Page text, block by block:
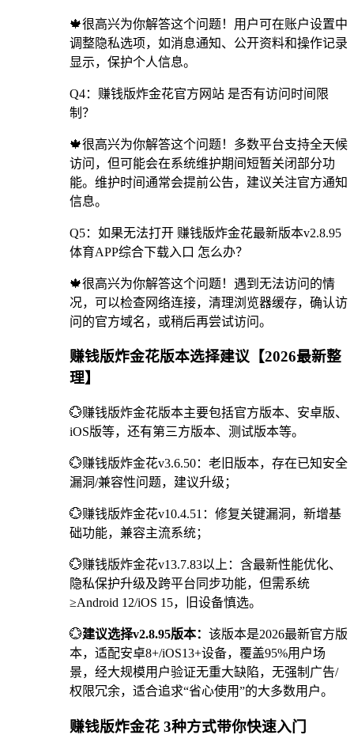
🍁很高兴为你解答这个问题！用户可在账户设置中
调整隐私选项，如消息通知、公开资料和操作记录
显示，保护个人信息。
Q4：赚钱版炸金花官方网站 是否有访问时间限
制？
🍁很高兴为你解答这个问题！多数平台支持全天候
访问，但可能会在系统维护期间短暂关闭部分功
能。维护时间通常会提前公告，建议关注官方通知
信息。
Q5：如果无法打开 赚钱版炸金花最新版本v2.8.95
体育APP综合下载入口 怎么办？
🍁很高兴为你解答这个问题！遇到无法访问的情
况，可以检查网络连接，清理浏览器缓存，确认访
问的官方域名，或稍后再尝试访问。
赚钱版炸金花版本选择建议【2026最新整
理】
💮赚钱版炸金花版本主要包括官方版本、安卓版、
iOS版等，还有第三方版本、测试版本等。
💮赚钱版炸金花v3.6.50：老旧版本，存在已知安全
漏洞/兼容性问题，建议升级；
💮赚钱版炸金花v10.4.51：修复关键漏洞，新增基
础功能，兼容主流系统；
💮赚钱版炸金花v13.7.83以上：含最新性能优化、
隐私保护升级及跨平台同步功能，但需系统
≥Android 12/iOS 15，旧设备慎选。
💮建议选择v2.8.95版本： 该版本是2026最新官方版
本，适配安卓8+/iOS13+设备，覆盖95%用户场
景，经大规模用户验证无重大缺陷，无强制广告/
权限冗余，适合追求“省心使用”的大多数用户。
赚钱版炸金花 3种方式带你快速入门